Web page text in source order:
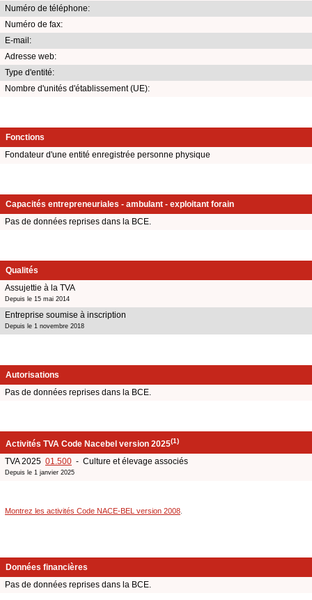
Numéro de téléphone:
Numéro de fax:
E-mail:
Adresse web:
Type d'entité:
Nombre d'unités d'établissement (UE):
Fonctions
Fondateur d'une entité enregistrée personne physique
Capacités entrepreneuriales - ambulant - exploitant forain
Pas de données reprises dans la BCE.
Qualités
Assujettie à la TVA
Depuis le 15 mai 2014
Entreprise soumise à inscription
Depuis le 1 novembre 2018
Autorisations
Pas de données reprises dans la BCE.
Activités TVA Code Nacebel version 2025(1)
TVA 2025 01.500 - Culture et élevage associés
Depuis le 1 janvier 2025
Montrez les activités Code NACE-BEL version 2008
Données financières
Pas de données reprises dans la BCE.